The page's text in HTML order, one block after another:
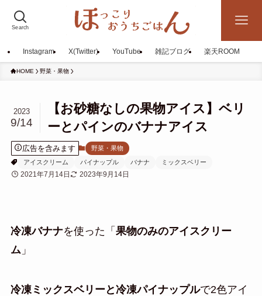
Search
Instagram X(Twitter) YouTube 雑記ブログ 楽天ROOM
HOME 野菜・果物
【お砂糖なしの果物アイス】ベリ
ーとパインのバナナアイス
2023
9/14
広告を含みます
野菜・果物
アイスクリーム
パイナップル バナナ ミックスベリー
2021年7月14日 2023年9月14日
冷凍バナナを使った「 果物のみのアイスクリー
ム」
冷凍ミックスベリーと冷凍パイナップルで2色アイ